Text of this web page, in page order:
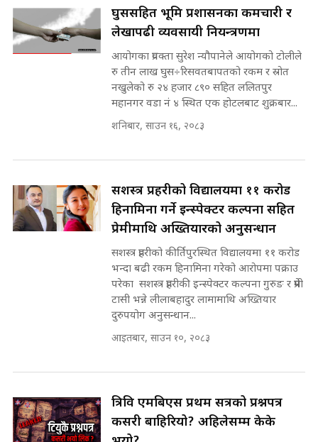
अदालतको गुनासो अब सिधै सर्वोच्चमा
|| Court Grievances Directly to
the Supreme Court ||
SIDHAKURA
मोबिलिटीमा महिलाको पहुँच विस्तार गर्दै
इनड्राइभ || SIDHAKURA ||
राष्ट्रिय सवालमा ९ दल एकजुट ||
Prachanda, Rabi, Gagan Stand
on the Same Page ||
SIDHAKURA ||
सहकारी पीडितसँग मन्त्री प्रतिभा रावलले
भनिन्–साथ दिनुहोस्, दबाब होइन ||
Sidhakura || Pratibha Rawal
रसुवाकाे भाङ्गे झरना | Bhange
SIDHAKURA ||
पोप्पोको पासोः कमाउने लोभमा घरबार नै
उठिबास | The Dark Side of
'Poppo Live'-SIDHAKURA
INVESTIGATION
मन्त्री आउने बित्तिकै सुरु भएको थियो
SIDHAKURA ||
घुसको डिल गर्ने मन्त्रीकाे राजिनामा,
भूमिसुधार मन्त्रीलाई जोगाइदै ! ||
SIDHAKURA ||
७८ लाख घुस खाने मन्त्री ! जोगाउने
SIDHAKURA INVESTIGATION
मन्त्री र पूर्व मन्त्रीको ७८ लाख घुस डिलको
अडियो | FULL AUDIO |
SIDHAKURA |
घुससहित भूमि प्रशासनका कर्मचारी र
लेखापढी व्यवसायी नियन्त्रणमा
आयोगका प्रवक्ता सुरेश न्यौपानेले आयोगको टोलीले
रु तीन लाख घुस÷रिसवतबापतको रकम र स्रोत
नखुलेको रु २४ हजार ८९० सहित ललितपुर
महानगर वडा नं ४ स्थित एक होटलबाट शुक्रबार...
शनिबार, साउन १६, २०८३
सशस्त्र प्रहरीको विद्यालयमा ११ करोड
हिनामिना गर्ने इन्स्पेक्टर कल्पना सहित
प्रेमीमाथि अख्तियारको अनुसन्धान
सशस्त्र प्रहरीको कीर्तिपुरस्थित विद्यालयमा ११ करोड
भन्दा बढी रकम हिनामिना गरेको आरोपमा पक्राउ
परेका सशस्त्र प्रहरीकी इन्स्पेक्टर कल्पना गुरुङ र प्रेमी
टासी भन्ने लीलाबहादुर लामामाथि अख्तियार
दुरुपयोग अनुसन्धान...
आइतबार, साउन १०, २०८३
त्रिवि एमबिएस प्रथम सत्रको प्रश्नपत्र
कसरी बाहिरियो? अहिलेसम्म केके